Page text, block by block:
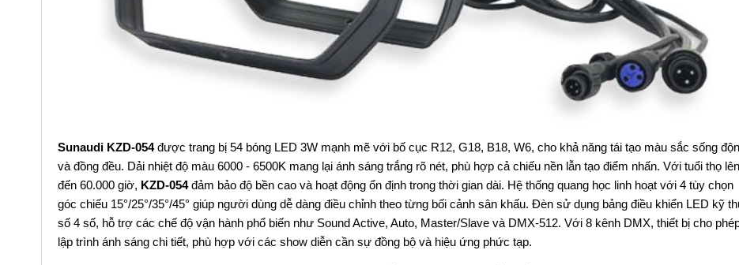
Sunaudi KZD-054được trang bị 54 bóng LED 3W mạnh mẽ với bố cục R12, G18, B18, W6, cho khả năng tái tạo màu sắc sống
và đồng đều. Dải nhiệt độ màu 6000 - 6500K mang lại ánh sáng trắng rõ nét, phù hợp cả chiếu nền lẫn tạo điểm nhấn. Với tuổi thọ lên
đến 60.000 giờ, KZD-054đảm bảo độ bền cao và hoạt động ổn định trong thời gian dài. Hệ thống quang học linh hoạt với 4 tùy chọn
góc chiếu 15°/25°/35°/45° giúp người dùng dễ dàng điều chỉnh theo từng bối cảnh sân khấu. Đèn sử dụng bảng điều khiển LED kỹ
số 4 số, hỗ trợ các chế độ vận hành phổ biến như Sound Active, Auto, Master/Slave và DMX-512. Với 8 kênh DMX, thiết bị cho
lập trình ánh sáng chi tiết, phù hợp với các show diễn cần sự đồng bộ và hiệu ứng phức tạp.